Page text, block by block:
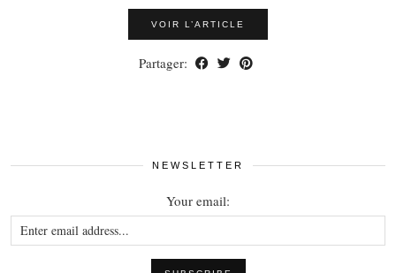
VOIR L’ARTICLE
Partager:
NEWSLETTER
Your email: